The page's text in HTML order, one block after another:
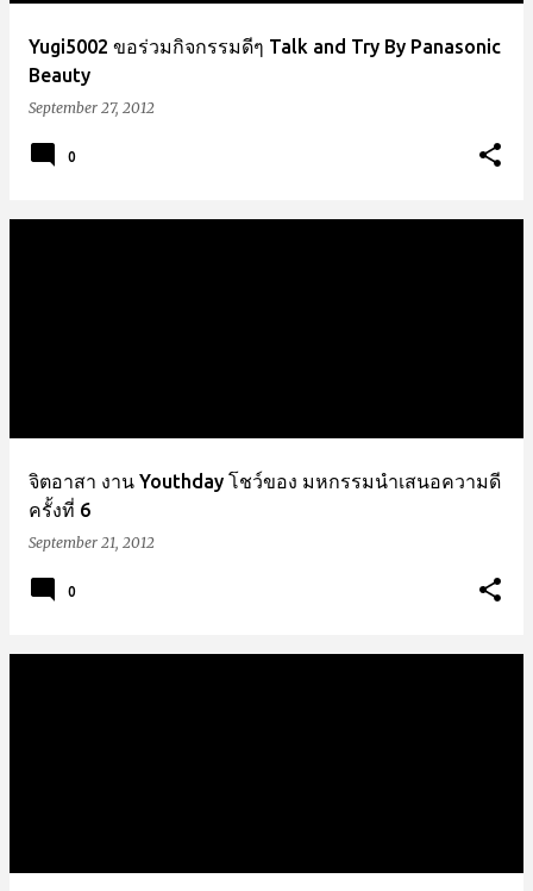
Yugi5002 ขอร่วมกิจกรรมดีๆ Talk and Try By Panasonic
Beauty
September 27, 2012
0
จิตอาสา งาน Youthday โชว์ของ มหกรรมนำเสนอความดี
ครั้งที่ 6
September 21, 2012
0